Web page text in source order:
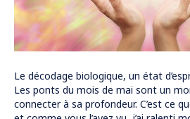
Le décodage biologique, un état
Les ponts du mois de mai sont un
connecter à sa profondeur. C’est ce